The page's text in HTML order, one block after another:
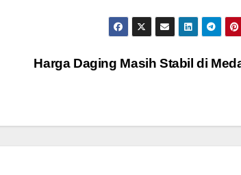
Harga Daging Masih Stabil di